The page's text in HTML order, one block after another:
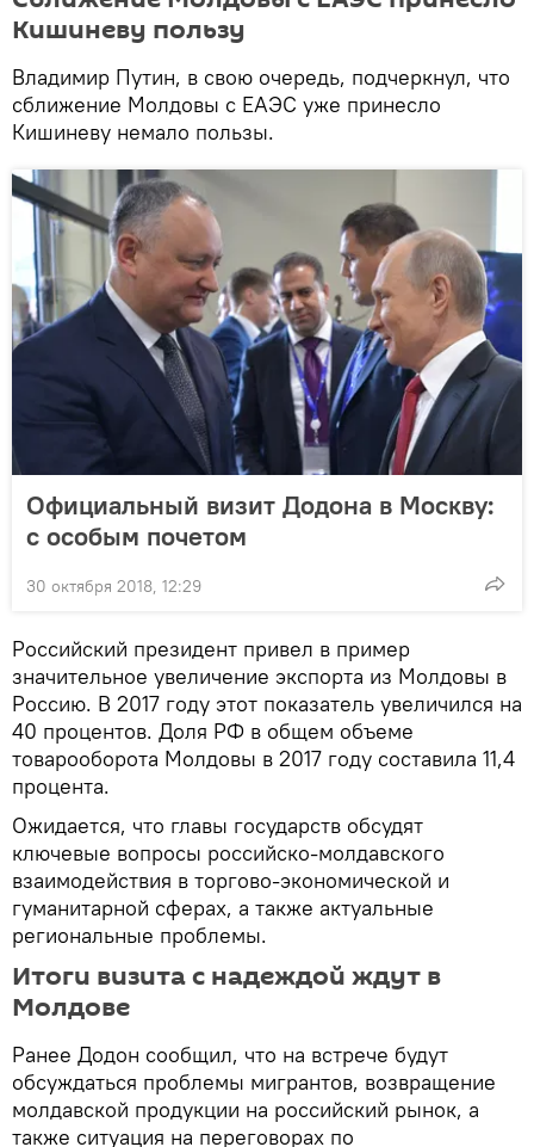
Кишиневу пользу
Владимир Путин, в свою очередь, подчеркнул, что
сближение Молдовы с ЕАЭС уже принесло
Кишиневу немало пользы.
Официальный визит Додона в Москву:
с особым почетом
30 октября 2018, 12:29
Российский президент привел в пример
значительное увеличение экспорта из Молдовы в
Россию. В 2017 году этот показатель увеличился на
40 процентов. Доля РФ в общем объеме
товарооборота Молдовы в 2017 году составила 11,4
процента.
Ожидается, что главы государств обсудят
ключевые вопросы российско-молдавского
взаимодействия в торгово-экономической и
гуманитарной сферах, а также актуальные
региональные проблемы.
Итоги визита с надеждой ждут в
Молдове
Ранее Додон сообщил, что на встрече будут
обсуждаться проблемы мигрантов, возвращение
молдавской продукции на российский рынок, а
также ситуация на переговорах по